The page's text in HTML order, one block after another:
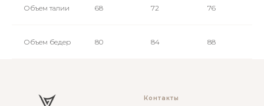
Объем талии 68 72 76
Объем бедер 80 84 88
Контакты